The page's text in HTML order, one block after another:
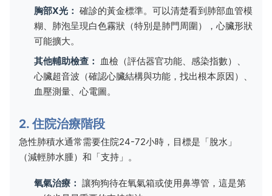
胸部X光： 確診的黃金標準。可以清楚看到肺部血管模
糊、肺泡呈現白色霧狀（特別是肺門周圍），心臟形狀
可能擴大。
其他輔助檢查：
血檢（評估器官功能、感染指數）、
心臟超音波（確認心臟結構與功能，找出根本原因）、
血壓測量、心電圖。
2. 住院治療階段
急性肺積水通常需要住院24-72小時，目標是「脫水」
（減輕肺水腫）和「支持」。
氧氣治療： 讓狗狗待在氧氣箱或使用鼻導管，這是第